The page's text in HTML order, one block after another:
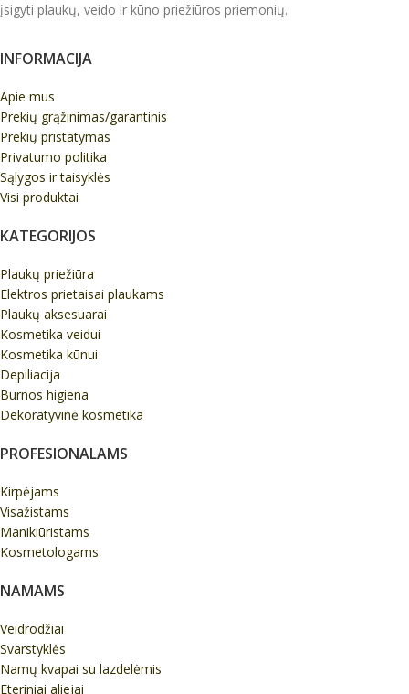
įsigyti plaukų, veido ir kūno priežiūros priemonių.
INFORMACIJA
Apie mus
Prekių grąžinimas/garantinis
Prekių pristatymas
Privatumo politika
Sąlygos ir taisyklės
Visi produktai
KATEGORIJOS
Plaukų priežiūra
Elektros prietaisai plaukams
Plaukų aksesuarai
Kosmetika veidui
Kosmetika kūnui
Depiliacija
Burnos higiena
Dekoratyvinė kosmetika
PROFESIONALAMS
Kirpėjams
Visažistams
Manikiūristams
Kosmetologams
NAMAMS
Veidrodžiai
Svarstyklės
Namų kvapai su lazdelėmis
Eteriniai aliejai